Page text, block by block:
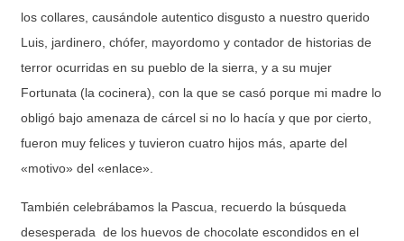
los collares, causándole autentico disgusto a nuestro querido
Luis, jardinero, chófer, mayordomo y contador de historias de
terror ocurridas en su pueblo de la sierra, y a su mujer
Fortunata (la cocinera), con la que se casó porque mi madre lo
obligó bajo amenaza de cárcel si no lo hacía y que por cierto,
fueron muy felices y tuvieron cuatro hijos más, aparte del
«motivo» del «enlace».
También celebrábamos la Pascua, recuerdo la búsqueda
desesperada de los huevos de chocolate escondidos en el